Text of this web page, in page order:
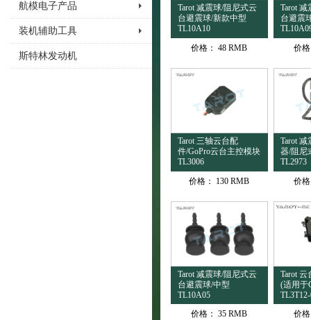
航模电子产品
装机辅助工具
斯特林发动机
Tarot 减震球/阻尼式云
台避震球/新款中型
TL10A10
价格： 48 RMB
Tarot
台避震
价
Tarot 三轴云台配
件/GoPro云台主控模块
TL3006
价格：
130 RMB
Tarot
器/阻尼
TL2973
价
Tarot 减震球/阻尼式云
台避震球/中型
TL10A05
价格： 35 RMB
Tarot
(适用于
价